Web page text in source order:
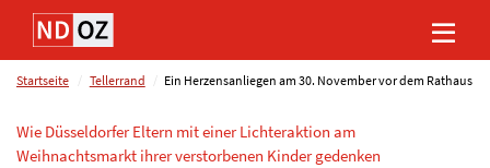
Direkt
Inhalt
(Eingabetaste)
Direkt
Hauptmenu
(Eingabetaste)
Direkt
Suche
(Eingabetaste)
Direkt
Footer
(Eingabetaste)
Startseite Tellerrand Ein Herzensanliegen am 30. November vor dem Rathaus
Wie Düsseldorfer Eltern mit einer Lichteraktion am
Weihnachtsmarkt ihrer verstorbenen Kinder gedenken